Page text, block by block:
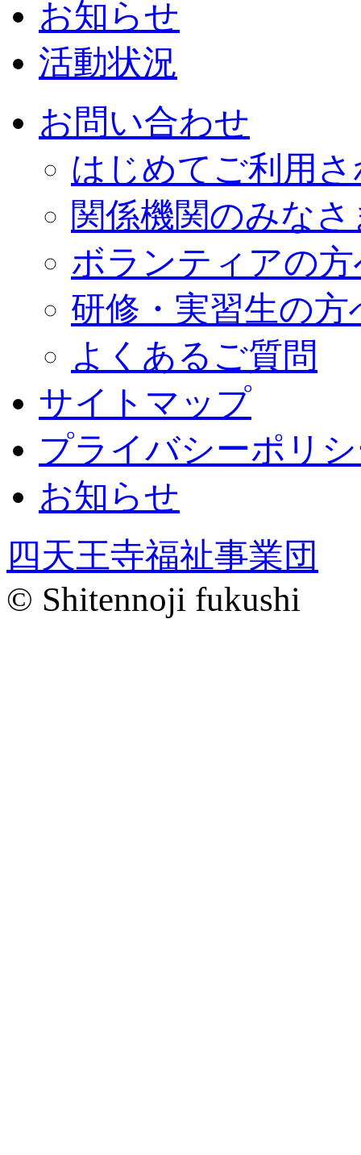
お知らせ
活動状況
お問い合わせ
はじめてご利用
関係機関のみな
ボランティアの
研修・実習生の方
よくあるご質問
サイトマップ
プライバシーポリ
お知らせ
四天王寺福祉事業団
© Shitennoji fukushi